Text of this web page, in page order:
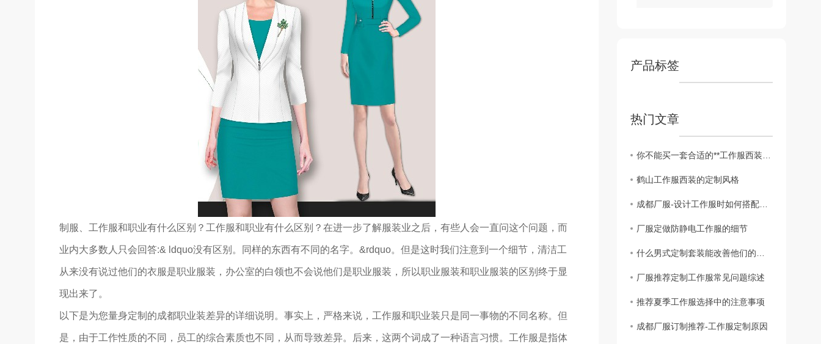
制服、工作服和职业有什么区别？工作服和职业有什么区别？在进一步了解服装业之后，有些人会一直问这个问题，而
业内大多数人只会回答:& ldquo没有区别。同样的东西有不同的名字。&rdquo。但是这时我们注意到一个细节，清洁工
从来没有说过他们的衣服是职业服装，办公室的白领也不会说他们是职业服装，所以职业服装和职业服装的区别终于显
现出来了。
以下是为您量身定制的成都职业装差异的详细说明。事实上，严格来说，工作服和职业装只是同一事物的不同名称。但
是，由于工作性质的不同，员工的综合素质也不同，从而导致差异。后来，这两个词成了一种语言习惯。工作服是指体
产品标签
热门文章
你不能买一套合适的**工作服西装吗？
鹤山工作服西装的定制风格
成都厂服-设计工作服时如何搭配颜色？
厂服定做防静电工作服的细节
什么男式定制套装能改善他们的地位
厂服推荐定制工作服常见问题综述
推荐夏季工作服选择中的注意事项
成都厂服订制推荐-工作服定制原因